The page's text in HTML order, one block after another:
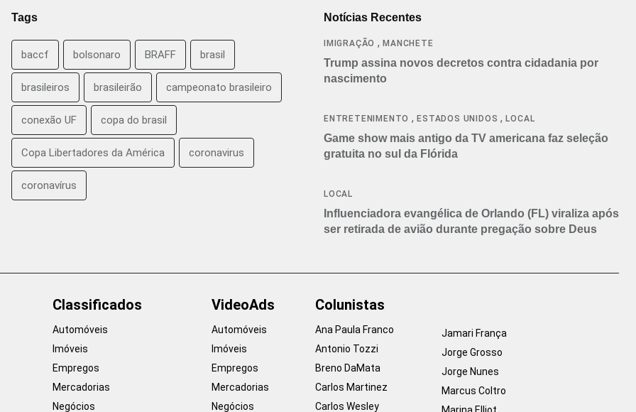
Tags
baccf bolsonaro BRAFF brasil
brasileiros brasileirão campeonato brasileiro
conexão UF copa do brasil
Copa Libertadores da América coronavirus
coronavírus
Notícias Recentes
IMIGRAÇÃO ,MANCHETE
Trump assina novos decretos contra cidadania por
nascimento
ENTRETENIMENTO ,ESTADOS UNIDOS ,LOCAL
Game show mais antigo da TV americana faz seleção
gratuita no sul da Flórida
LOCAL
Influenciadora evangélica de Orlando (FL) viraliza após
ser retirada de avião durante pregação sobre Deus
Classificados
Automóveis
Imóveis
Empregos
Mercadorias
Negócios
VideoAds
Automóveis
Imóveis
Empregos
Mercadorias
Negócios
Colunistas
Ana Paula Franco
Antonio Tozzi
Breno DaMata
Carlos Martinez
Carlos Wesley
Jamari França
Jorge Grosso
Jorge Nunes
Marcus Coltro